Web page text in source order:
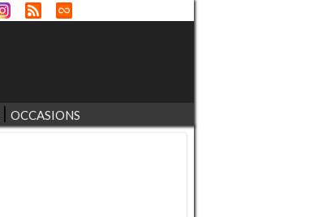
OCCASIONS